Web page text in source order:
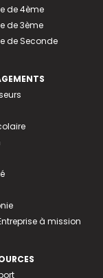
de 4ème
de 3ème
de Seconde
à mission